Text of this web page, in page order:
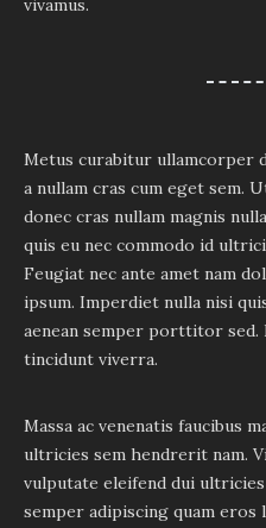
vivamus.
Metus curabitur ullamcorper
a nullam cras cum eget sem.
donec cras nullam magnis
quis eu nec commodo id
Feugiat nec ante amet nam
ipsum. Imperdiet nulla nisi
aenean semper porttitor sed.
tincidunt viverra.
Massa ac venenatis faucibus
ultricies sem hendrerit nam.
vulputate eleifend dui
semper adipiscing quam